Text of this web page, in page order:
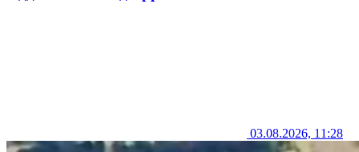
03.08.2026, 11:28